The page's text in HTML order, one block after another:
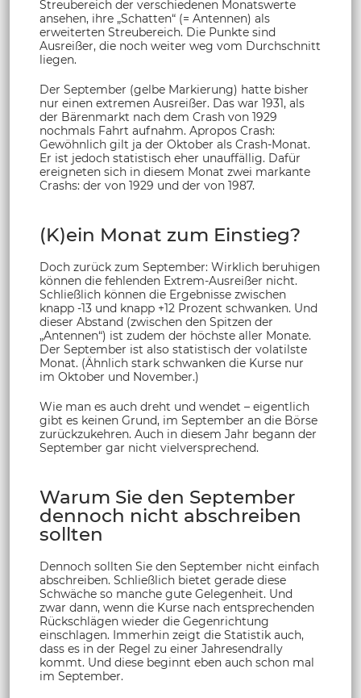
Streubereich der verschiedenen Monatswerte
ansehen, ihre „Schatten“ (= Antennen) als
erweiterten Streubereich. Die Punkte sind
Ausreißer, die noch weiter weg vom Durchschnitt
liegen.
Der September (gelbe Markierung) hatte bisher
nur einen extremen Ausreißer. Das war 1931, als
der Bärenmarkt nach dem Crash von 1929
nochmals Fahrt aufnahm. Apropos Crash:
Gewöhnlich gilt ja der Oktober als Crash-Monat.
Er ist jedoch statistisch eher unauffällig. Dafür
ereigneten sich in diesem Monat zwei markante
Crashs: der von 1929 und der von 1987.
(K)ein Monat zum Einstieg?
Doch zurück zum September: Wirklich beruhigen
können die fehlenden Extrem-Ausreißer nicht.
Schließlich können die Ergebnisse zwischen
knapp -13 und knapp +12 Prozent schwanken. Und
dieser Abstand (zwischen den Spitzen der
„Antennen“) ist zudem der höchste aller Monate.
Der September ist also statistisch der volatilste
Monat. (Ähnlich stark schwanken die Kurse nur
im Oktober und November.)
Wie man es auch dreht und wendet – eigentlich
gibt es keinen Grund, im September an die Börse
zurückzukehren. Auch in diesem Jahr begann der
September gar nicht vielversprechend.
Warum Sie den September
dennoch nicht abschreiben
sollten
Dennoch sollten Sie den September nicht einfach
abschreiben. Schließlich bietet gerade diese
Schwäche so manche gute Gelegenheit. Und
zwar dann, wenn die Kurse nach entsprechenden
Rückschlägen wieder die Gegenrichtung
einschlagen. Immerhin zeigt die Statistik auch,
dass es in der Regel zu einer Jahresendrally
kommt. Und diese beginnt eben auch schon mal
im September.